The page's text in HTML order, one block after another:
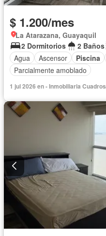
$ 1.200/mes
La Atarazana, Guayaquil
2 Dormitorios
2 Baños
Agua
Ascensor Piscina
Parcialmente amoblado
1 jul 2026 en - Inmobiliaria Cuadros